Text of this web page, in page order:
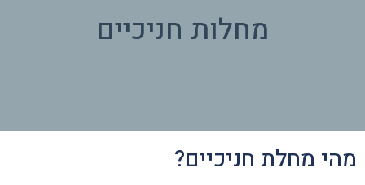
מחלות חניכיים
מהי מחלת חניכיים?